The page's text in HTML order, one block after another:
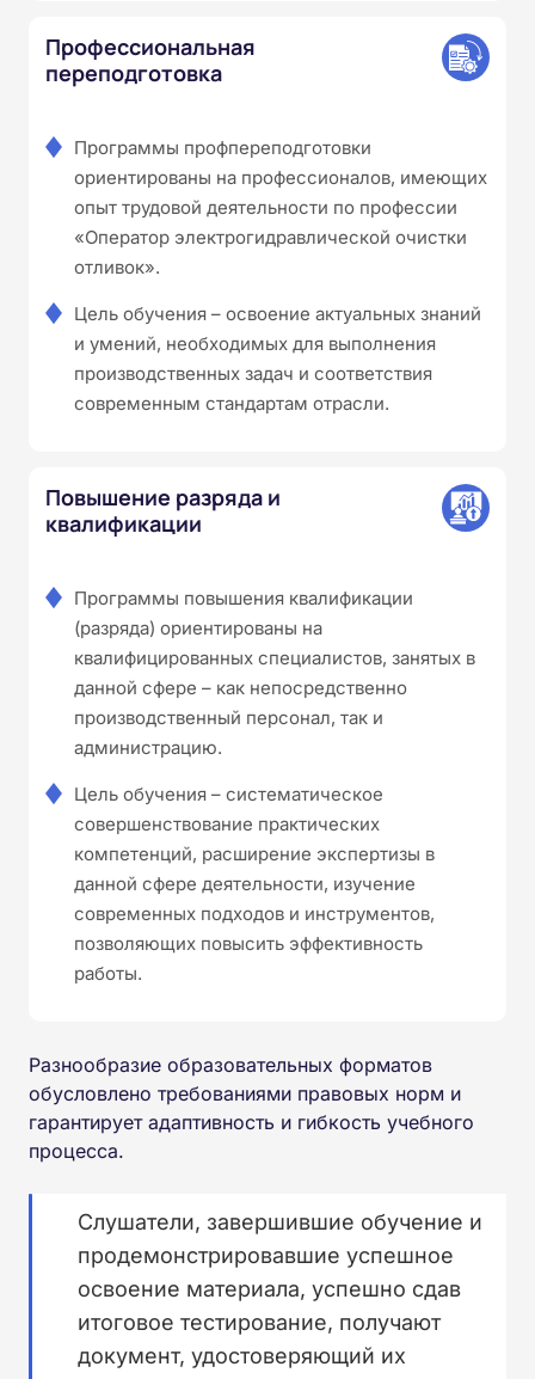
Профессиональная
переподготовка
Программы профпереподготовки
ориентированы на профессионалов, имеющих
опыт трудовой деятельности по профессии
«Оператор электрогидравлической очистки
отливок».
Цель обучения – освоение актуальных знаний
и умений, необходимых для выполнения
производственных задач и соответствия
современным стандартам отрасли.
Повышение разряда и
квалификации
Программы повышения квалификации
(разряда) ориентированы на
квалифицированных специалистов, занятых в
данной сфере – как непосредственно
производственный персонал, так и
администрацию.
Цель обучения – систематическое
совершенствование практических
компетенций, расширение экспертизы в
данной сфере деятельности, изучение
современных подходов и инструментов,
позволяющих повысить эффективность
работы.
Разнообразие образовательных форматов
обусловлено требованиями правовых норм и
гарантирует адаптивность и гибкость учебного
процесса.
Слушатели, завершившие обучение и
продемонстрировавшие успешное
освоение материала, успешно сдав
итоговое тестирование, получают
документ, удостоверяющий их